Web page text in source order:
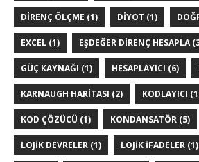
DIRENÇ ÖLÇME (1) DIYOT (1)
EXCEL (1) EŞDEĞER DIRENÇ HESAPLA
GÜÇ KAYNAĞI (1) HESAPLAYICI (6)
KARNAUGH HARITASI (2) KODLAYICI
KOD ÇÖZÜCÜ (1) KONDANSATÖR (5)
LOJIK DEVRELER (1) LOJIK IFADELER (1)